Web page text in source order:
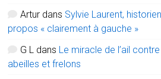
Artur dans Sylvie Laurent,
propos « clairement à gauche »
G L dans Le miracle de l’ail
abeilles et frelons